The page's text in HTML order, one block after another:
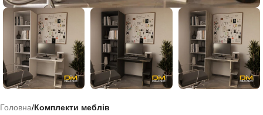
Головна Комплекти меблів